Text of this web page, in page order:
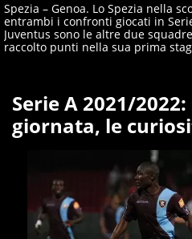
Spezia – Genoa. Lo Spezia nella
entrambi i confronti giocati in
Juventus sono le altre due
raccolto punti nella sua prima
Serie A 2021/
giornata, le